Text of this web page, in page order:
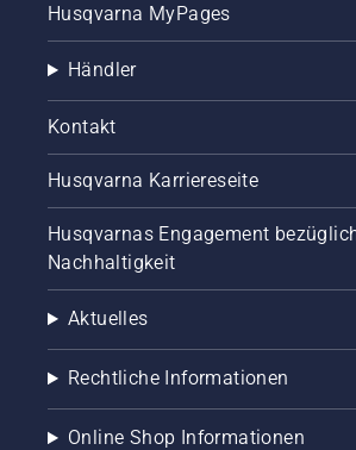
eng mit
unseren
Botschaftern
und
Anregungen
und
Ideen bei
der
unserer
Zudem
bringen
reichen
Husqvarna MyPages
Händler
Kontakt
Husqvarna Karriereseite
Husqvarnas Engagement
Nachhaltigkeit
Aktuelles
Rechtliche Informationen
Online Shop Informationen